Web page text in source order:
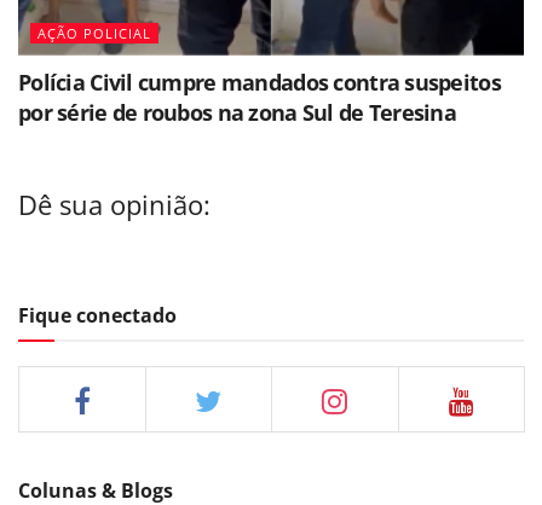
AÇÃO POLICIAL
Polícia Civil cumpre mandados contra suspeitos
por série de roubos na zona Sul de Teresina
Dê sua opinião:
Fique conectado
Colunas & Blogs